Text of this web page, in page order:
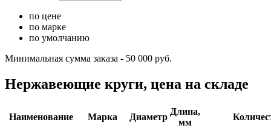
по цене
по марке
по умолчанию
Минимальная сумма заказа - 50 000 руб.
Нержавеющие круги, цена на складе
Наименование Марка Диаметр
Длина,
мм